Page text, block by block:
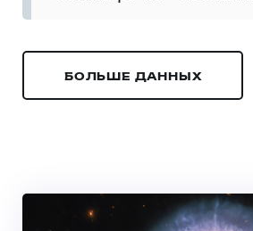
БОЛЬШЕ ДАННЫХ